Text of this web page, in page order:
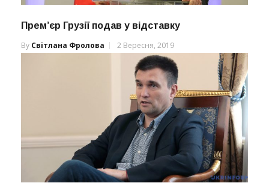
Прем’єр Грузії подав у відставку
By Світлана Фролова 2 Вересня, 2019